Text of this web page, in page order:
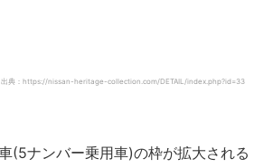
出典：https://nissan-heritage-collection.com/DETAIL/index.php?id=33
(5ナンバー乗用車)の枠が拡大される